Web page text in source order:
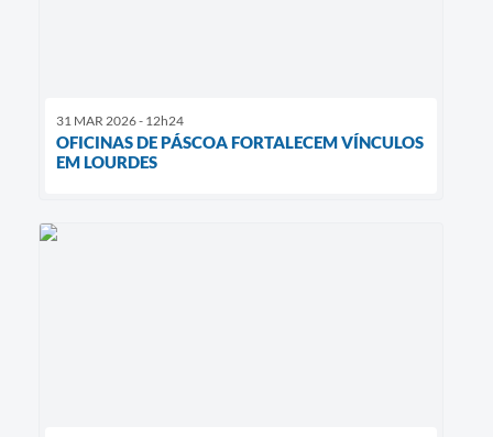
31 MAR 2026 - 12h24
OFICINAS DE PÁSCOA FORTALECEM VÍNCULOS
EM LOURDES